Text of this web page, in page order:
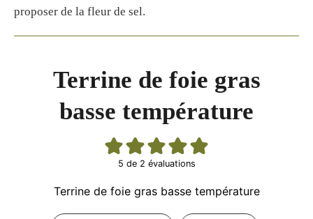
proposer de la fleur de sel.
Terrine de foie gras
basse température
5 de 2 évaluations
Terrine de foie gras basse température